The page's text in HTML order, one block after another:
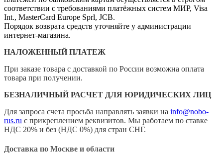
соответствии с требованиями платёжных систем МИР, Visa
Int., MasterCard Europe Sprl, JCB.
Порядок возврата средств уточняйте у администрации
интернет-магазина.
НАЛОЖЕННЫЙ ПЛАТЕЖ
При заказе товара с доставкой по России возможна оплата
товара при получении.
БЕЗНАЛИЧНЫЙ РАСЧЕТ ДЛЯ ЮРИДИЧЕСКИХ ЛИЦ
Для запроса счета просьба направлять заявки на info@nobo-
rus.ru с прикреплением реквизитов. Мы работаем по ставке
НДС 20% и без (НДС 0%) для стран СНГ.
Доставка по Москве и области